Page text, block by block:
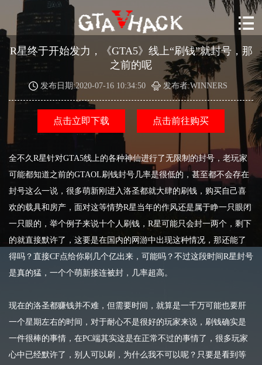
R星终于开始发力，《GTA5》线上“刷钱”就封号，那
之前的呢
发布日期:2020-07-16 10:34:50 发布者:WINNERS
点击立即下载 点击前往购买
全不久R星针对GTA5线上的各种神仙进行了无限制的封号，老玩家
可能都知道之前的GTAOL刷钱封号几率是很低的，甚至都不会存在
封号这么一说，很多萌新刚进入洛圣都就大肆的刷钱，购买自己喜
欢的载具和房产，面对这等情势R星当年的作风还是属于睁一只眼闭
一只眼的，举个例子来说十个人刷钱，R星可能只会封一两个，剩下
的就直接默许了，这要是在国内的网游中出现这种情况，那还能了
得吗？直接CF点给你刷几个亿出来，可能吗？不过这段时间R星封号
是真的猛，一个个萌新接连被封，几率超高。
现在的洛圣都赚钱并不难，但需要时间，就算是一千万可能也要肝
一个星期左右的时间，对于耐心不是很好的玩家来说，刷钱确实是
一件很棒的事情，在PC端其实这是在正常不过的事情了，很多玩家
心中已经默许了，别人可以刷，为什么我不可以呢？只要是看到等